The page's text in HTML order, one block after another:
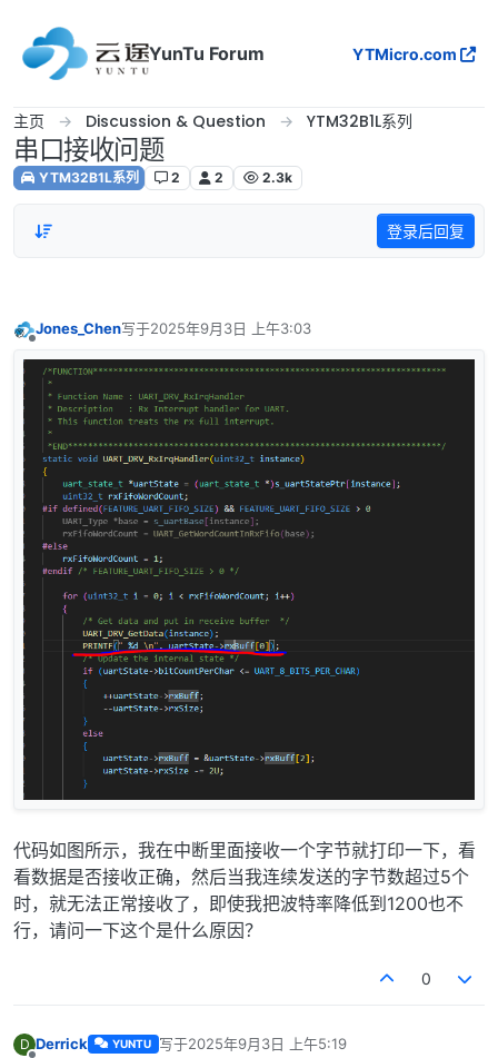
YunTu Forum
YTMicro.com
主页 Discussion & Question YTM32B1L系列
串口接收问题
YTM32B1L系列 2 2 2.3k
登录后回复
Jones_Chen写于2025年9月3日 上午3:03
最后由 编辑
代码如图所示，我在中断里面接收一个字节就打印一下，看
看数据是否接收正确，然后当我连续发送的字节数超过5个
时，就无法正常接收了，即使我把波特率降低到1200也不
行，请问一下这个是什么原因？
0
D Derrick YUNTU 写于2025年9月3日 上午5:19
最后由 编辑